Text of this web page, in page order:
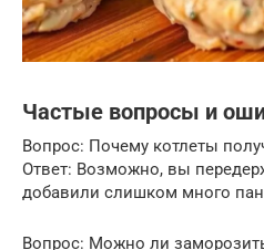
Частые вопросы и
Вопрос: Почему котлеты
Ответ: Возможно, вы
добавили слишком много
Вопрос: Можно ли